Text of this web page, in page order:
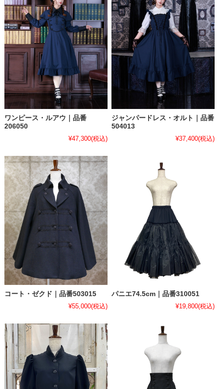
ワンピース・ルアウ｜品番
206050
¥47,300(税込)
ジャンパードレス・オルト｜品番
504013
¥37,400(税込)
コート・ゼクド｜品番503015
¥55,000(税込)
パニエ74.5cm｜品番310051
¥19,800(税込)